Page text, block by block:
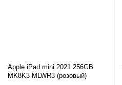
Apple iPad mini 2021 256GB
MK8K3 MLWR3 (розовый)